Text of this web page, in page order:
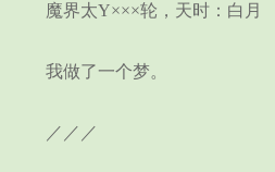
魔界太Y×××轮，天时：白月
我做了一个梦。
／／／